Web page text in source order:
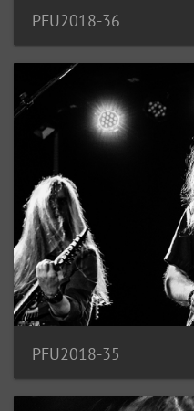
PFU2018-36
PFU2018-35